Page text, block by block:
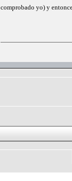
comprobado yo) y